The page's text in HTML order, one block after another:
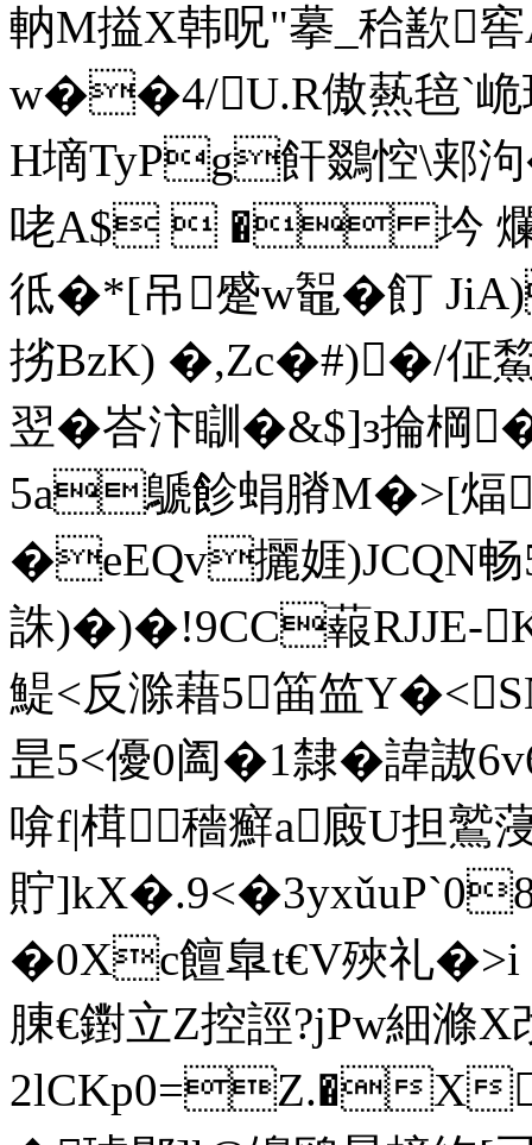
軜 M搤X韩呪"摹_秴歚
w��4/U.R傲爇 毰`峗
H墑TyPg飦鵽悾\
咾A$  � 坅 爛
彽�*[吊蹙w鼅�飣
挘BzK) �,Zc�#)�/佂
翌�峇汴瞓�&$]з掄棡
5a鷈飻蜎膌M�>[煏
�eEQv攦娾)JCQN
誅)�)�!9CC蕔RJJE-
鯷<反滁藉5筁笽
昰5<優0阖�1隸�諱謸
啽f|榵穡癬a廄U担鷲
貯
�0Xc饘臯t€V殎
腖€鑆立Z控誙?jPw細滌
2 lCKp0=Z.�X